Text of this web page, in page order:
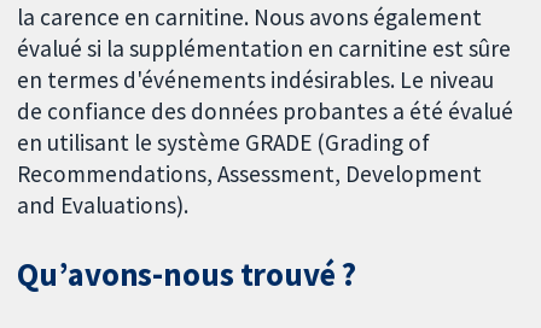
la carence en carnitine. Nous avons également
évalué si la supplémentation en carnitine est sûre
en termes d'événements indésirables. Le niveau
de confiance des données probantes a été évalué
en utilisant le système GRADE (Grading of
Recommendations, Assessment, Development
and Evaluations).
Qu’avons-nous trouvé ?